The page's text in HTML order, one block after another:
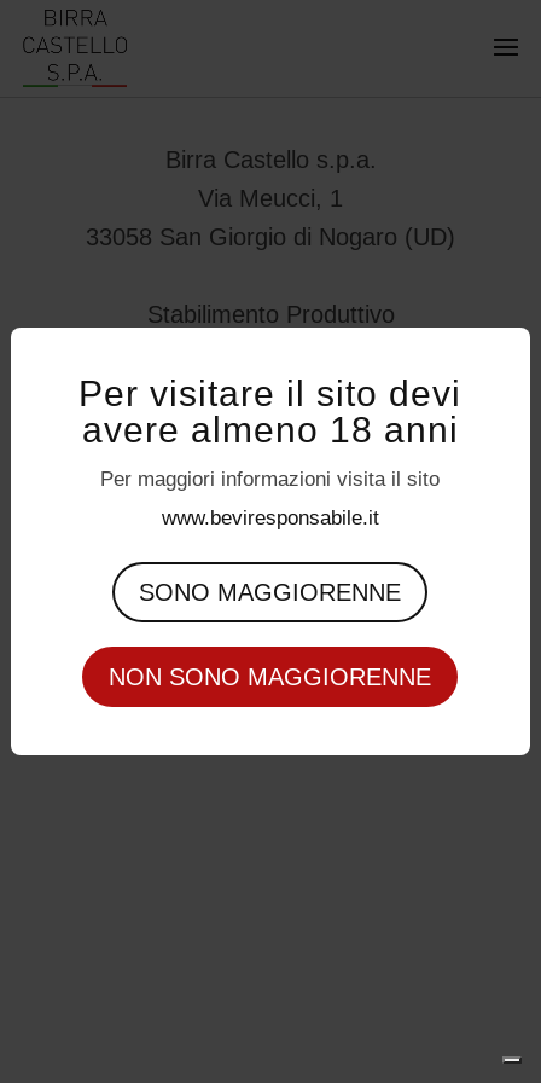
Birra Castello s.p.a.
Via Meucci, 1
33058 San Giorgio di Nogaro (UD)
Stabilimento Produttivo
32034 – Pedavena (BL)
servizioconsumatori@birracastello.it
Seguici su
P.I. 01994920302
Per visitare il sito devi
avere almeno 18 anni
Per maggiori informazioni visita il sito
www.beviresponsabile.it
SONO MAGGIORENNE
NON SONO MAGGIORENNE